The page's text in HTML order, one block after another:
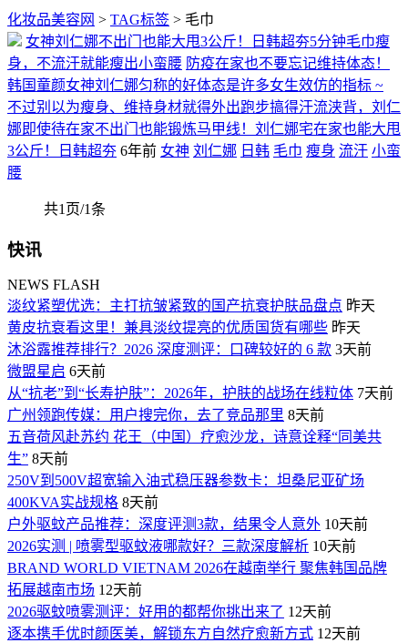
化妆品美容网 > TAG标签 > 毛巾
女神刘仁娜不出门也能大甩3公斤！日韩超夯5分钟毛巾瘦
身，不流汗就能瘦出小蛮腰 防疫在家也不要忘记维持体态！
韩国童颜女神刘仁娜匀称的好体态是许多女生效仿的指标 ~
不过别以为瘦身、维持身材就得外出跑步搞得汗流浃背，刘仁
娜即使待在家不出门也能锻炼马甲线！刘仁娜宅在家也能大甩
3公斤！日韩超夯 6年前 女神 刘仁娜 日韩 毛巾 瘦身 流汗 小蛮
腰
共1页/1条
快讯
NEWS FLASH
淡纹紧塑优选：主打抗皱紧致的国产抗衰护肤品盘点 昨天
黄皮抗衰看这里！兼具淡纹提亮的优质国货有哪些 昨天
沐浴露推荐排行？2026 深度测评：口碑较好的 6 款 3天前
微盟星启 6天前
从“抗老”到“长寿护肤”：2026年，护肤的战场在线粒体 7天前
广州领跑传媒：用户搜完你，去了竞品那里 8天前
五音荷风赴苏约 花王（中国）疗愈沙龙，诗意诠释“同美共
生” 8天前
250V到500V超宽输入油式稳压器参数卡：坦桑尼亚矿场
400KVA实战规格 8天前
户外驱蚊产品推荐：深度评测3款，结果令人意外 10天前
2026实测 | 喷雾型驱蚊液哪款好？三款深度解析 10天前
BRAND WORLD VIETNAM 2026在越南举行 聚焦韩国品牌
拓展越南市场 12天前
2026驱蚊喷雾测评：好用的都帮你挑出来了 12天前
逐本携手优时颜医美，解锁东方自然疗愈新方式 12天前